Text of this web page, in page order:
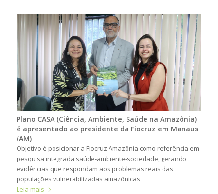
Plano CASA (Ciência, Ambiente, Saúde na Amazônia)
é apresentado ao presidente da Fiocruz em Manaus
(AM)
Objetivo é posicionar a Fiocruz Amazônia como referência em
pesquisa integrada saúde-ambiente-sociedade, gerando
evidências que respondam aos problemas reais das
populações vulnerabilizadas amazônicas
Leia mais